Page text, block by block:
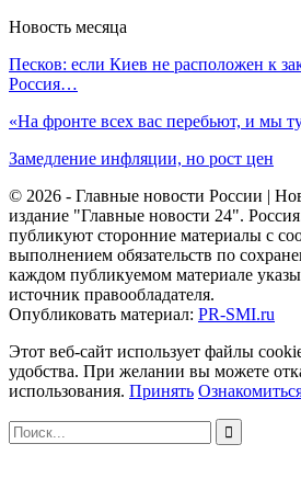
Новость месяца
Песков: если Киев не расположен к
Россия…
«На фронте всех вас перебьют, и мы
Замедление инфляции, но рост цен
© 2026 - Главные новости России |
издание "Главные новости 24".
публикуют сторонние материалы с
выполнением обязательств по
каждом публикуемом материале
источник правообладателя.
Опубликовать материал: PR-SMI.ru
Этот веб-сайт использует файлы
удобства. При желании вы можете
использования. Принять